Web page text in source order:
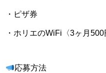
・ピザ券
・ホリエのWiFi〈3ヶ月
応募方法